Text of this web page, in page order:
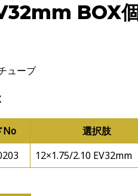
BOX
ューブ
No 選択肢
12×1.75/2.10 EV32mm